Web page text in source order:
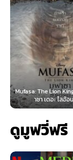
The Lion King (2024) มูฟ
าซา เดอะ ไลอ้อน คิง...
ดูมูฟวี่ฟรี